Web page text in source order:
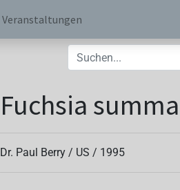
Veranstaltungen
Fuchsia summa
Dr. Paul Berry / US / 1995